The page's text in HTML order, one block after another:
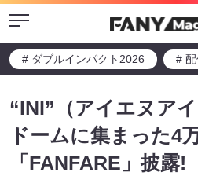
Menu
# ダブルインパクト2026 #
“INI”（アイエヌア
ドームに集まった4
「FANFARE」披露!